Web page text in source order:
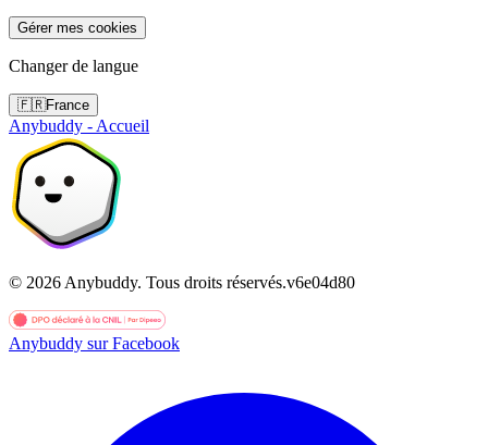
Gérer mes cookies
Changer de langue
🇫🇷France
Anybuddy - Accueil
© 2026 Anybuddy. Tous droits réservés.v6e04d80
Anybuddy sur Facebook